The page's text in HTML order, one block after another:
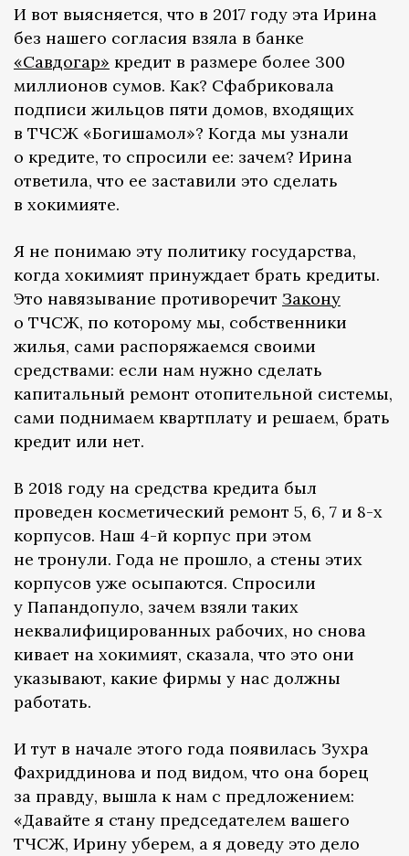
И вот выясняется, что в 2017 году эта Ирина
без нашего согласия взяла в банке
«Савдогар» кредит в размере более 300
миллионов сумов. Как? Сфабриковала
подписи жильцов пяти домов, входящих
в ТЧСЖ «Богишамол»? Когда мы узнали
о кредите, то спросили ее: зачем? Ирина
ответила, что ее заставили это сделать
в хокимияте.
Я не понимаю эту политику государства,
когда хокимият принуждает брать кредиты.
Это навязывание противоречит Закону
о ТЧСЖ, по которому мы, собственники
жилья, сами распоряжаемся своими
средствами: если нам нужно сделать
капитальный ремонт отопительной системы,
сами поднимаем квартплату и решаем, брать
кредит или нет.
В 2018 году на средства кредита был
проведен косметический ремонт 5, 6, 7 и 8-х
корпусов. Наш 4-й корпус при этом
не тронули. Года не прошло, а стены этих
корпусов уже осыпаются. Спросили
у Папандопуло, зачем взяли таких
неквалифицированных рабочих, но снова
кивает на хокимият, сказала, что это они
указывают, какие фирмы у нас должны
работать.
И тут в начале этого года появилась Зухра
Фахриддинова и под видом, что она борец
за правду, вышла к нам с предложением:
«Давайте я стану председателем вашего
ТЧСЖ, Ирину уберем, а я доведу это дело